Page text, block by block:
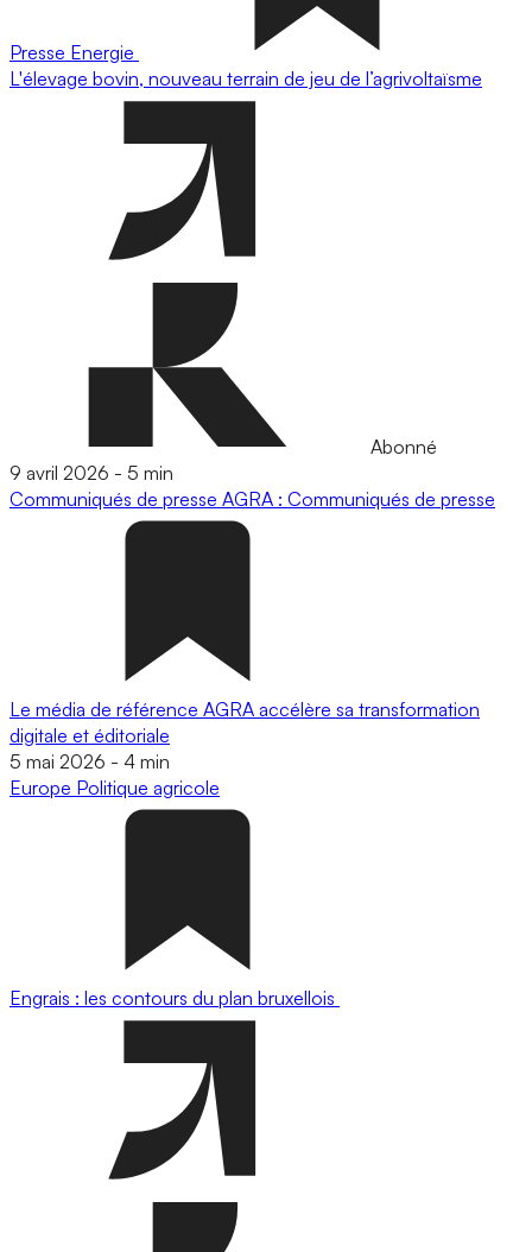
Presse Energie
L'élevage bovin, nouveau terrain de jeu de l’agrivoltaïsme
Abonné
9 avril 2026 - 5 min
Communiqués de presse AGRA : Communiqués de presse
Le média de référence AGRA accélère sa transformation
digitale et éditoriale
5 mai 2026 - 4 min
Europe Politique agricole
Engrais : les contours du plan bruxellois